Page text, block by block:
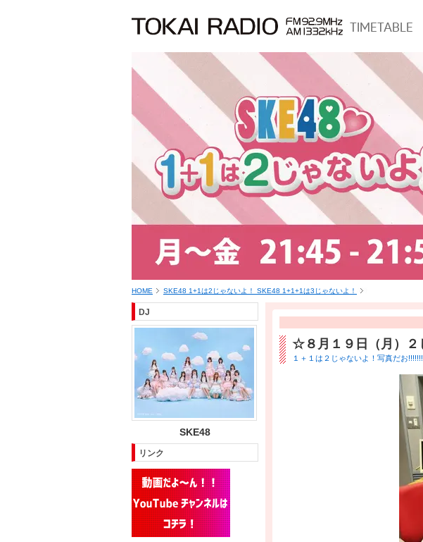
TIMETABLE
HOME SKE48 1+1は2じゃないよ！ SKE48 1+1+1は3じゃないよ！
DJ
SKE48
リンク
☆８月１９日（月）２
１＋１は２じゃないよ！写真だお